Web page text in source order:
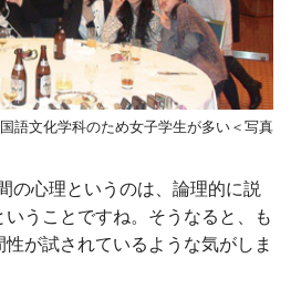
語文化学科のため女子学生が多い＜写真
の心理というのは、論理的に説
うことですね。そうなると、も
が試されているような気がしま